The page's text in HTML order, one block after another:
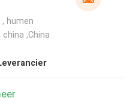
humen
,China